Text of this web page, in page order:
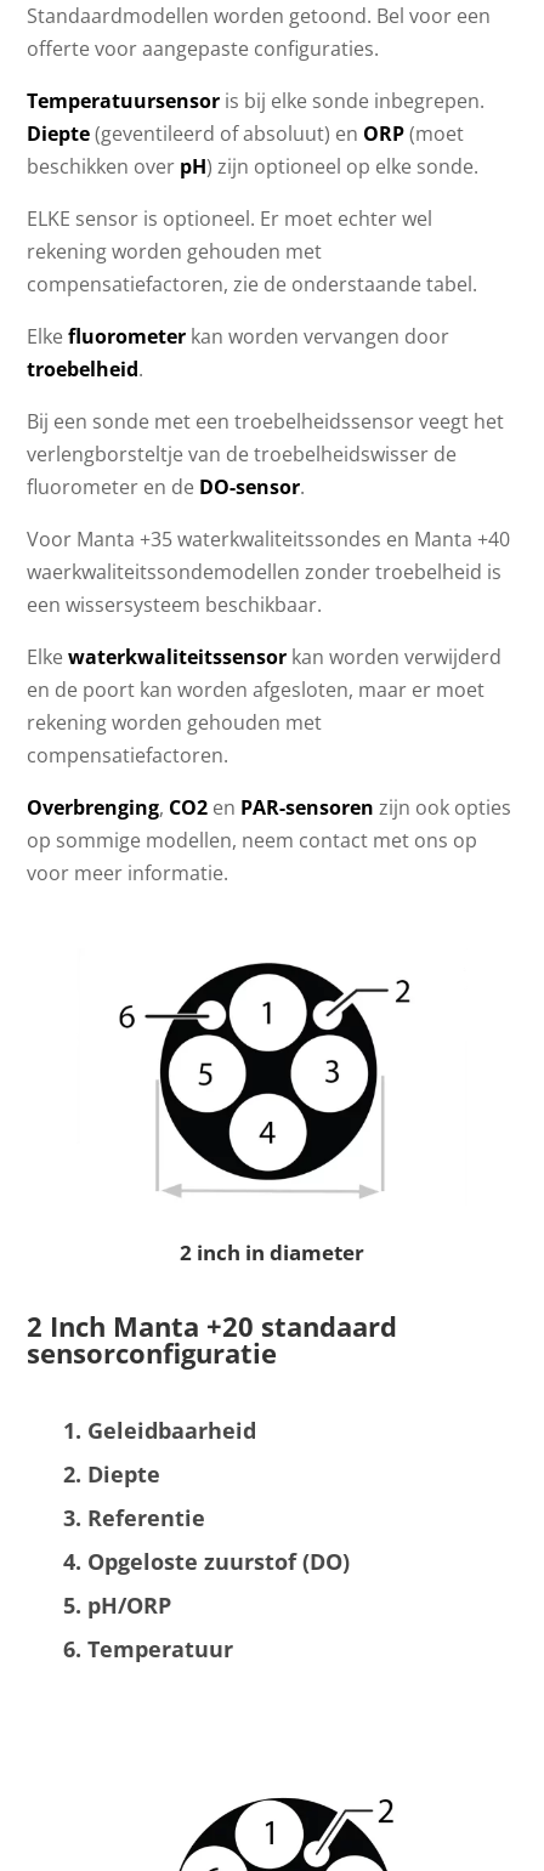
Standaardmodellen worden getoond. Bel voor een
offerte voor aangepaste configuraties.
Temperatuursensor is bij elke sonde inbegrepen.
Diepte(geventileerd of absoluut) en ORP(moet
beschikken over pH) zijn optioneel op elke sonde.
ELKE sensor is optioneel. Er moet echter wel
rekening worden gehouden met
compensatiefactoren, zie de onderstaande tabel.
Elkefluorometer kan worden vervangen door
troebelheid.
Bij een sonde met een troebelheidssensor veegt het
verlengborsteltje van de troebelheidswisser de
fluorometer en de DO-sensor.
Voor Manta +35 waterkwaliteitssondes en Manta +40
waerkwaliteitssondemodellen zonder troebelheid is
een wissersysteem beschikbaar.
Elkewaterkwaliteitssensor kan worden verwijderd
en de poort kan worden afgesloten, maar er moet
rekening worden gehouden met
compensatiefactoren.
Overbrenging, CO2 en PAR-sensoren zijn ook opties
op sommige modellen, neem contact met ons op
voor meer informatie.
2 inch in diameter
2 Inch Manta +20 standaard
sensorconfiguratie
Geleidbaarheid
Diepte
Referentie
Opgeloste zuurstof (DO)
pH/ORP
Temperatuur